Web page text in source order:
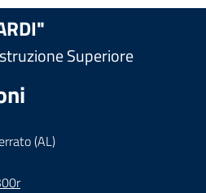
Superiore
(AL)